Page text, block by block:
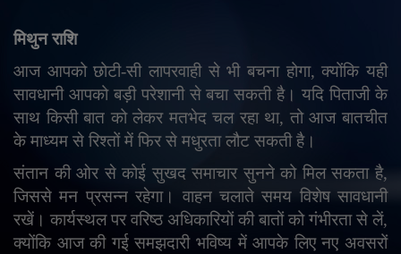
मिथुन राशि
आज आपको छोटी-सी लापरवाही से भी बचना होगा,क्योंकि यही
सावधानी आपको बड़ी परेशानी से बचा सकती है। यदि पिताजी के
साथ किसी बात को लेकर मतभेद चल रहा था, तो आज बातचीत
के माध्यम से रिश्तों में फिर से मधुरता लौट सकती है।
संतान की ओर से कोई सुखद समाचार सुनने को मिल सकता है,
जिससे मन प्रसन्न रहेगा। वाहन चलाते समय विशेष सावधानी
रखें। कार्यस्थल पर वरिष्ठ अधिकारियों की बातों को गंभीरता से लें,
क्योंकि आज की गई समझदारी भविष्य में आपके लिए नए अवसरों